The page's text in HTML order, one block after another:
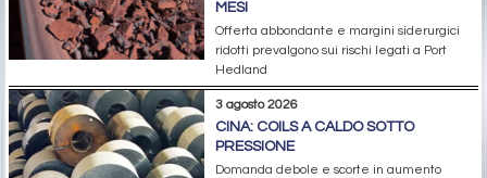
MESI
Offerta abbondante e margini siderurgici
ridotti prevalgono sui rischi legati a Port
Hedland
3 agosto 2026
CINA: COILS A CALDO SOTTO
PRESSIONE
Domanda debole e scorte in aumento